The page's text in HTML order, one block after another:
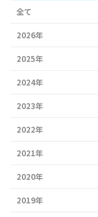
全て
2026年
2025年
2024年
2023年
2022年
2021年
2020年
2019年